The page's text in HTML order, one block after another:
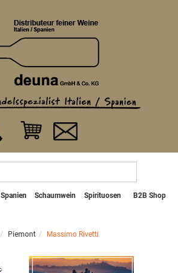
Spanien Schaumwein Spirituosen B2B Shop
Piemont Massimo Rivetti